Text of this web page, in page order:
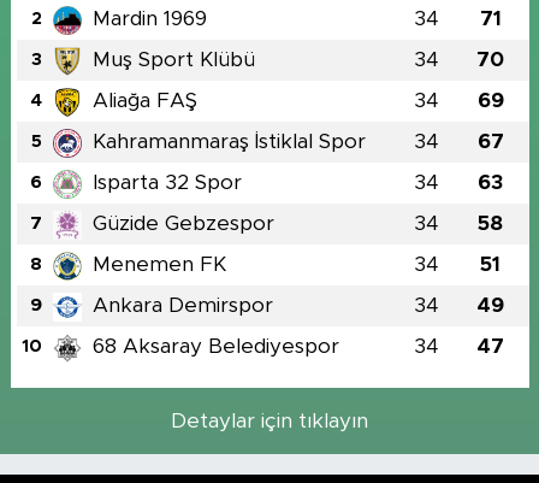
2 Mardin 1969 34 71
3 Muş Sport Klübü 34 70
4 Aliağa FAŞ 34 69
5 Kahramanmaraş İstiklal Spor 34 67
6 Isparta 32 Spor 34 63
7 Güzide Gebzespor 34 58
8 Menemen FK 34 51
9 Ankara Demirspor 34 49
10 68 Aksaray Belediyespor 34 47
Detaylar için tıklayın